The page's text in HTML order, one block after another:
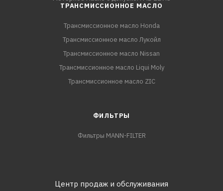
ТРАНСМИССИОННОЕ МАСЛО
Трансмиссионное масло Honda
Трансмиссионное масло Лукойл
Трансмиссионное масло Nissan
Трансмиссионное масло Liqui Moly
Трансмиссионное масло ZIC
ФИЛЬТРЫ
Фильтры MANN-FILTER
Центр продаж и обслуживания